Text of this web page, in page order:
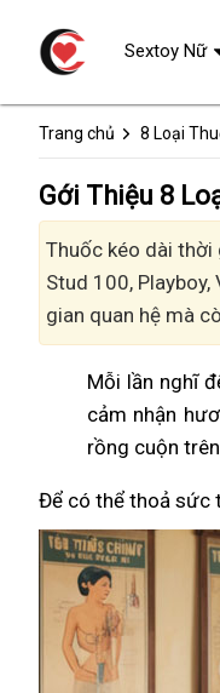
Trang chủ 8 Loại
Gới Thiệu 8
Thuốc kéo dài thời
Stud 100,
gian quan hệ mà
Mỗi lần nghĩ
cảm nhận
rồng cuộn
Để có thể thoả sức
Sextoy Nữ